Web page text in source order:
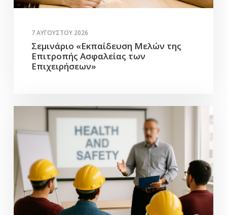
7 ΑΥΓΟΎΣΤΟΥ 2026
Σεμινάριο «Εκπαίδευση Μελών της
Επιτροπής Ασφαλείας των
Επιχειρήσεων»